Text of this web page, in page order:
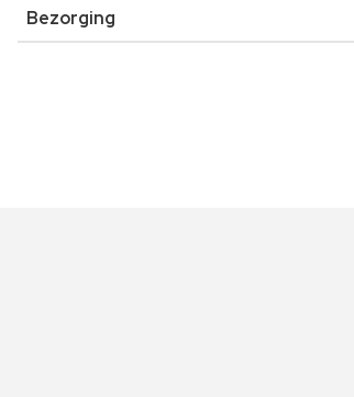
Bezorging